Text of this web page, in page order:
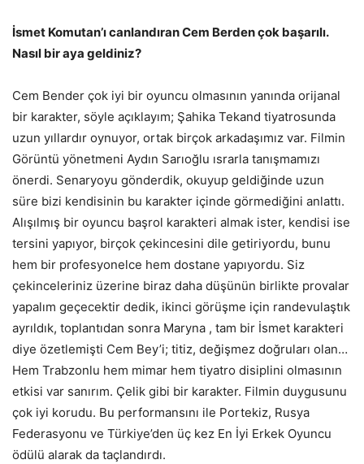
İsmet Komutan’ı canlandıran Cem Berden çok başarılı.
Nasıl bir aya geldiniz?
Cem Bender çok iyi bir oyuncu olmasının yanında orijanal
bir karakter, söyle açıklayım; Şahika Tekand tiyatrosunda
uzun yıllardır oynuyor, ortak birçok arkadaşımız var. Filmin
Görüntü yönetmeni Aydın Sarıoğlu ısrarla tanışmamızı
önerdi. Senaryoyu gönderdik, okuyup geldiğinde uzun
süre bizi kendisinin bu karakter içinde görmediğini anlattı.
Alışılmış bir oyuncu başrol karakteri almak ister, kendisi ise
tersini yapıyor, birçok çekincesini dile getiriyordu, bunu
hem bir profesyonelce hem dostane yapıyordu. Siz
çekinceleriniz üzerine biraz daha düşünün birlikte provalar
yapalım geçecektir dedik, ikinci görüşme için randevulaştık
ayrıldık, toplantıdan sonra Maryna , tam bir İsmet karakteri
diye özetlemişti Cem Bey’i; titiz, değişmez doğruları olan…
Hem Trabzonlu hem mimar hem tiyatro disiplini olmasının
etkisi var sanırım. Çelik gibi bir karakter. Filmin duygusunu
çok iyi korudu. Bu performansını ile Portekiz, Rusya
Federasyonu ve Türkiye’den üç kez En İyi Erkek Oyuncu
ödülü alarak da taçlandırdı.